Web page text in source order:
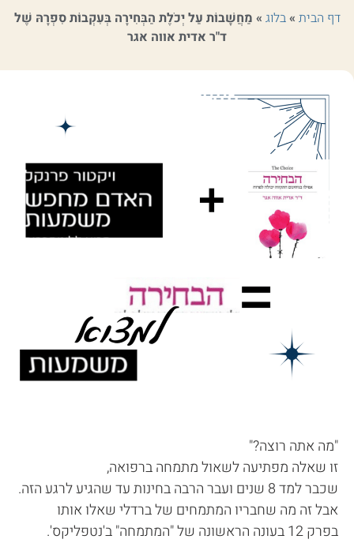
דף הבית »בלוג » מַחֲשָׁבוֹת עַל יְכֹלֶת הַבְּחִירָה בְּעִקְבוֹת סִפְרָהּ שֶׁל
ד"ר אדית אווה אגר
"מה אתה רוצה?"
זו שאלה מפתיעה לשאול מתמחה ברפואה,
שכבר למד 8 שנים ועבר הרבה בחינות עד שהגיע לרגע הזה.
אבל זה מה שחבריו המתמחים של ברדלי שאלו אותו
בפרק 12 בעונה הראשונה של "המתמחה" ב'נטפליקס'.